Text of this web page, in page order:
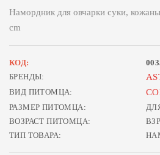
Намордник для овчарки суки,
cm
КОД:
БРЕНДЫ:
ВИД ПИТОМЦА:
РАЗМЕР ПИТОМЦА:
ВОЗРАСТ ПИТОМЦА:
ТИП ТОВАРА: